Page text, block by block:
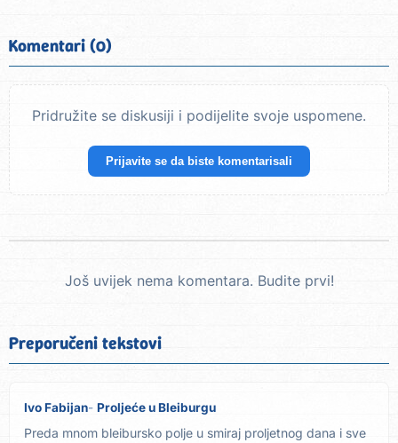
Komentari (0)
Pridružite se diskusiji i podijelite svoje uspomene.
Prijavite se da biste komentarisali
Još uvijek nema komentara. Budite prvi!
Preporučeni tekstovi
Ivo Fabijan Proljeće u Bleiburgu
Preda mnom bleibursko polje u smiraj proljetnog dana i sve